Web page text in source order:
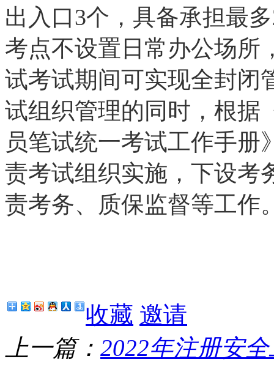
出入口3个，具备承担最
考点不设置日常办公场所
试考试期间可实现全封闭
试组织管理的同时，根据
员笔试统一考试工作手册
责考试组织实施，下设考
责考务、质保监督等工作
收藏 邀请
上一篇： 2022年注册安